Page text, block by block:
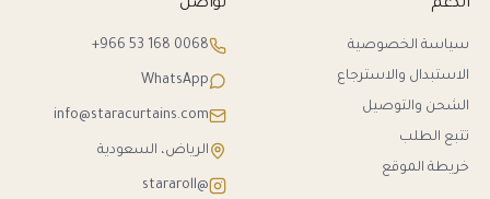
الدعم
سياسة الخصوصية
الاستبدال والاسترجاع
الشحن والتوصيل
تتبع الطلب
خريطة الموقع
تواصل
+966 53 168 0068
WhatsApp
info@staracurtains.com
الرياض، السعودية
@stararoll